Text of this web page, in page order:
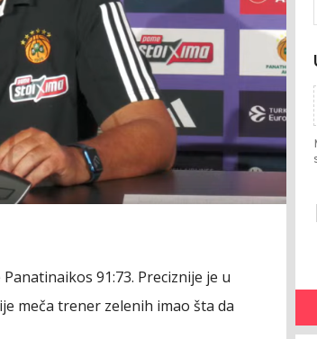
91:73. Preciznije je u
meča trener zelenih imao šta da